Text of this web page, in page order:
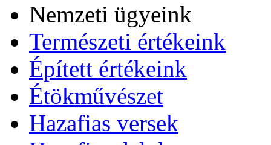
Nemzeti ügyeink
Természeti értékeink
Épített értékeink
Étökművészet
Hazafias versek